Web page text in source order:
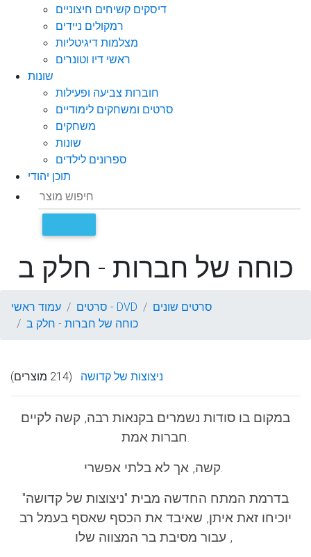
דיסקים קשיחים חיצוניים
רמקולים ניידים
מצלמות דיגיטליות
ראשי דיו וטונרים
שונות
חוברות צביעה ופעילות
סרטים ומשחקים לימודיים
משחקים
שונות
ספרונים לילדים
תוכן יהודי
כוחה של חברות - חלק ב
עמוד ראשי סרטים - DVD
סרטים שונים
כוחה של חברות - חלק ב
ניצוצות של קדושה (214 מוצרים)
במקום בו סודות נשמרים בקנאות רבה, קשה לקיים
חברות אמת.
קשה, אך לא בלתי אפשרי.
בדרמת המתח החדשה מבית "ניצוצות של קדושה"
יוכיחו זאת איתן, שאיבד את הכסף שאסף בעמל רב
עבור מסיבת בר המצווה שלו ,